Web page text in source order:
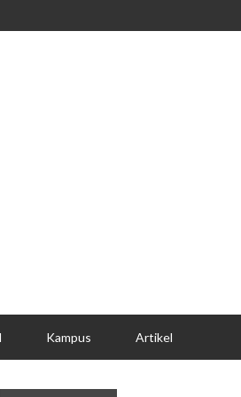
Kampus Artikel